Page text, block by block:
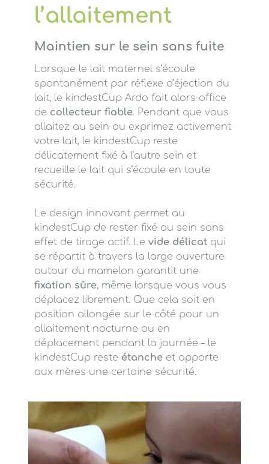
l’allaitement
Maintien sur le sein sans fuite
Lorsque le lait maternel s’écoule
spontanément par réflexe d’éjection du
lait, le kindestCup Ardo fait alors office
de collecteur fiable. Pendant que vous
allaitez au sein ou exprimez activement
votre lait, le kindestCup reste
délicatement fixé à l’autre sein et
recueille le lait qui s’écoule en toute
sécurité.
Le design innovant permet au
kindestCup de rester fixé au sein sans
effet de tirage actif. Le vide délicatqui
se répartit à travers la large ouverture
autour du mamelon garantit une
fixation sûre, même lorsque vous vous
déplacez librement. Que cela soit en
position allongée sur le côté pour un
allaitement nocturne ou en
déplacement pendant la journée – le
kindestCup reste étancheet apporte
aux mères une certaine sécurité.